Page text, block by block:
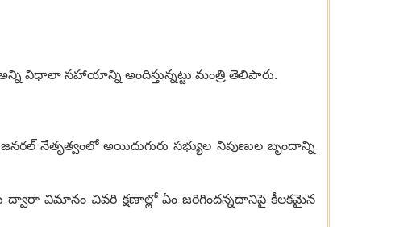
విధాలా సహాయాన్ని అందిస్తున్నట్టు మంత్రి తెలిపారు.
నేతృత్వంలో అయిదుగురు సభ్యుల నిపుణుల బృందాన్ని
విమానం చివరి క్షణాల్లో ఏం జరిగిందన్నదానిపై కీలకమైన